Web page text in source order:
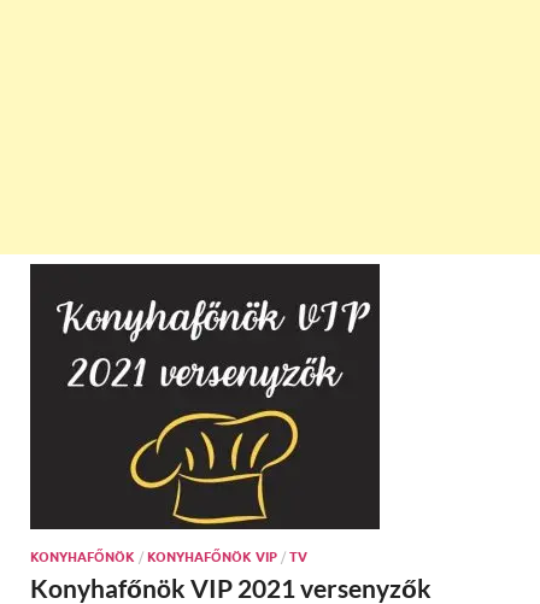
KONYHAFŐNÖK / KONYHAFŐNÖK VIP / TV
Konyhafőnök VIP 2021 versenyzők